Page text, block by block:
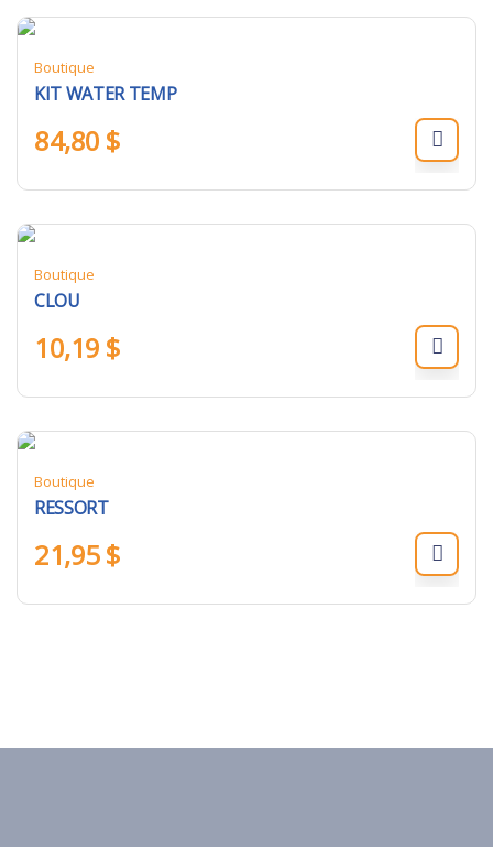
Boutique
KIT WATER TEMP
84,80 $
Boutique
CLOU
10,19 $
Boutique
RESSORT
21,95$